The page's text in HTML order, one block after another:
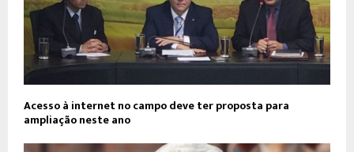
Acesso à internet no campo deve ter proposta para
ampliação neste ano